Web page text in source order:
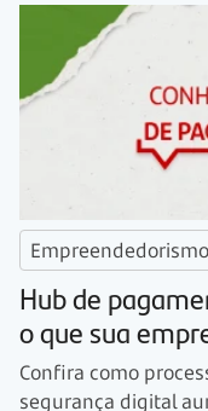
Empreendedorismo
Hub de
o que sua
Confira como
segurança digital